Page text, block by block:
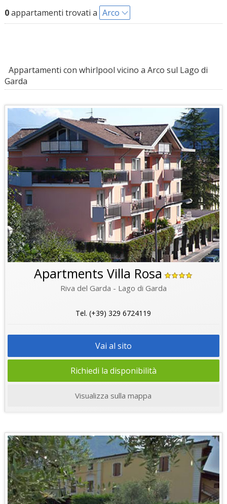
0appartamenti trovati a Arco
Appartamenti con whirlpool vicino a Arco sul Lago di
Garda
Apartments Villa Rosa
Riva del Garda - Lago di Garda
Tel. (+39) 329 6724119
Vai al sito
Richiedi la disponibilità
Visualizza sulla mappa